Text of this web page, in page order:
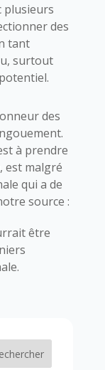
plusieurs
des
tant
surtout
des
à prendre
est malgré
qui a de
source :
être